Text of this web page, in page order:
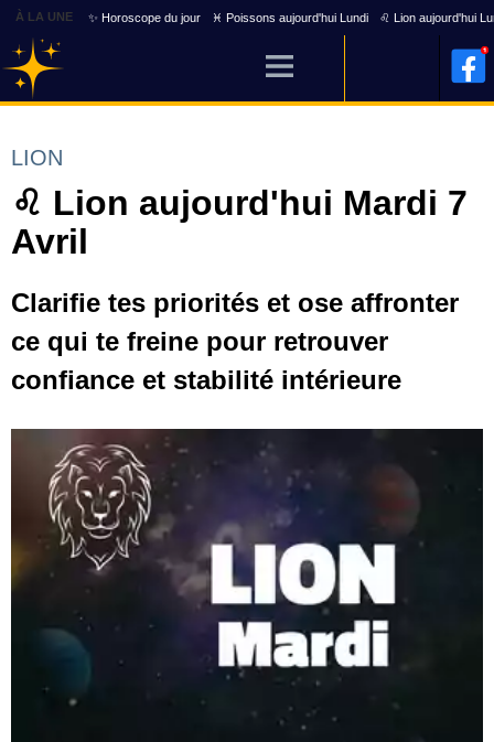
À LA UNE ✨ Horoscope du jour ♓ Poissons aujourd'hui Lundi ♌ Lion aujourd'hui
LION
♌ Lion aujourd'hui Mardi 7
Avril
Clarifie tes priorités et ose affronter
ce qui te freine pour retrouver
confiance et stabilité intérieure